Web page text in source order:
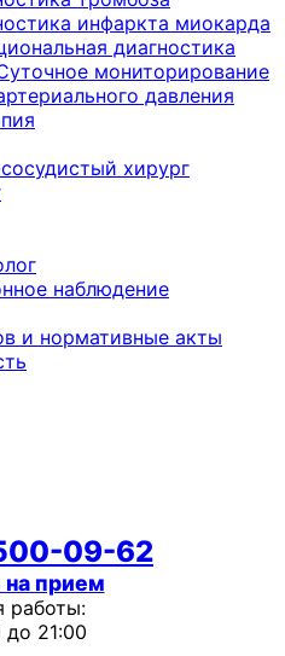
инфаркта миокарда
диагностика
мониторирование
давления
хирург
наблюдение
и нормативные акты
09-62
на прием
работы:
до 21:00